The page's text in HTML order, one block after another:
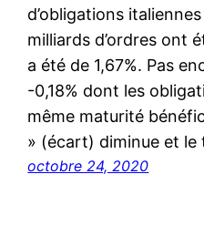
d’obligations
milliards d’ordres ont
a été de 1,67%. Pas
-0,18% dont les
même maturité
» (écart) diminue et le
octobre 24, 2020